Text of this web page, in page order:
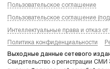
Пользовательское соглашение
Пользовательское соглашение
Интеллектуальные права и отказ от
Политика конфиденциальности
Выходные данные сетевого
Свидетельство о регистрации